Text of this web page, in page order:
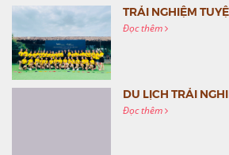
Đọc thêm
Đọc thêm